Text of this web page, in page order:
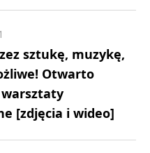
sztukę, muzykę,
Otwarto
[zdjęcia i wideo]